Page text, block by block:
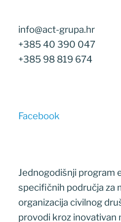
info@act-grupa.hr
+385 40 390 047
+385 98 819 674
Facebook
Jednogodišnji program
specifičnih područja za
organizacija civilnog
provodi kroz inovativan